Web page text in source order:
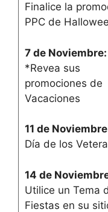
Finalice la
PPC de
7 de Noviembre:
*Revea sus
promociones de
Vacaciones
11 de
Día de los
14 de
Utilice un Tema
Fiestas en su